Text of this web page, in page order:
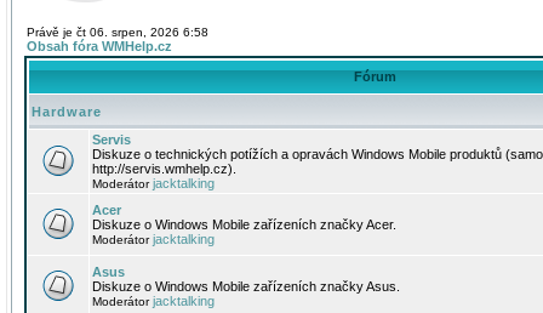
Právě je čt 06. srpen, 2026 6:58
Obsah fóra WMHelp.cz
Fórum
Hardware
Servis
Diskuze o technických potížích a opravách Windows Mobile produktů
http://servis.wmhelp.cz).
Moderátorjacktalking
Acer
Diskuze o Windows Mobile zařízeních značky Acer.
Moderátorjacktalking
Asus
Diskuze o Windows Mobile zařízeních značky Asus.
Moderátorjacktalking